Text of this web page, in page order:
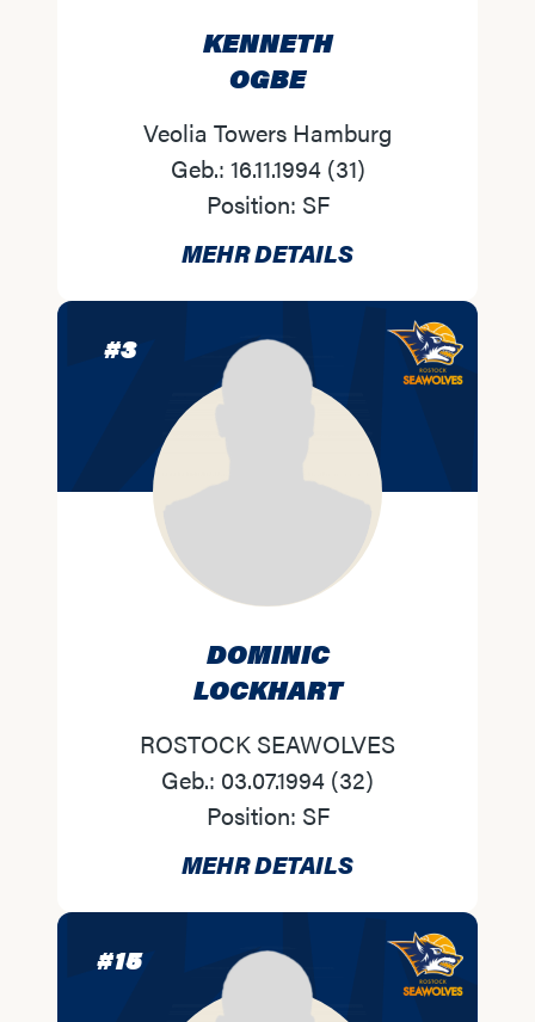
KENNETH
OGBE
Veolia Towers Hamburg
Geb.: 16.11.1994(31)
Position: SF
MEHR DETAILS
#3
DOMINIC
LOCKHART
ROSTOCK SEAWOLVES
Geb.: 03.07.1994 (32)
Position: SF
MEHR DETAILS
#15